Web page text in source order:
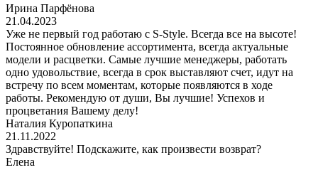
Ирина Парфёнова
21.04.2023
Уже не первый год работаю с S-Style. Всегда все на высоте!
Постоянное обновление ассортимента, всегда актуальные
модели и расцветки. Самые лучшие менеджеры, работать
одно удовольствие, всегда в срок выставляют счет, идут на
встречу по всем моментам, которые появляются в ходе
работы. Рекомендую от души, Вы лучшие! Успехов и
процветания Вашему делу!
Наталия Куропаткина
21.11.2022
Здравствуйте! Подскажите, как произвести возврат?
Елена